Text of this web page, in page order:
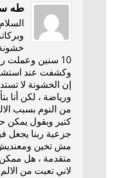
طه
وكشفت عند
إن الخشونة لا
ورياضة ، لكن أنا
من النوم بسبب
كتير وبقول يمكن
جزعية ربنا يجعل
مش تخين
متقدمة ، هل
لاني تعبت من